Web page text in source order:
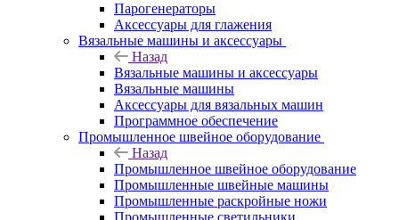
Парогенераторы
Аксессуары для глажения
Вязальные машины и аксессуары
Назад
Вязальные машины и аксессуары
Вязальные машины
Аксессуары для вязальных машин
Программное обеспечение
Промышленное швейное оборудование
Назад
Промышленное швейное оборудование
Промышленные швейные машины
Промышленные раскройные ножи
Промышленные светильники